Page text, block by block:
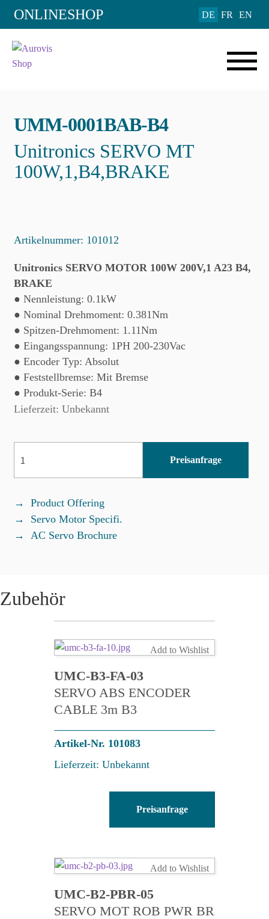
ONLINESHOP DE FR EN
UMM-0001BAB-B4
Unitronics SERVO MT
100W,1,B4,BRAKE
Add to Wishlist
Artikelnummer: 101012
Unitronics SERVO MOTOR 100W 200V,1 A23 B4,
BRAKE
● Nennleistung: 0.1kW
● Nominal Drehmoment: 0.381Nm
● Spitzen-Drehmoment: 1.11Nm
● Eingangsspannung: 1PH 200-230Vac
● Encoder Typ: Absolut
● Feststellbremse: Mit Bremse
● Produkt-Serie: B4
Lieferzeit: Unbekannt
0001BAB-
B4
Preisanfrage
Product Offering
Servo Motor Specifi.
AC Servo Brochure
Zubehör
Add to Wishlist
UMC-B3-FA-03
SERVO ABS ENCODER
CABLE 3m B3
Artikel-Nr. 101083
Lieferzeit: Unbekannt
FA-
Menge
Preisanfrage
Add to Wishlist
UMC-B2-PBR-05
SERVO MOT ROB PWR BR